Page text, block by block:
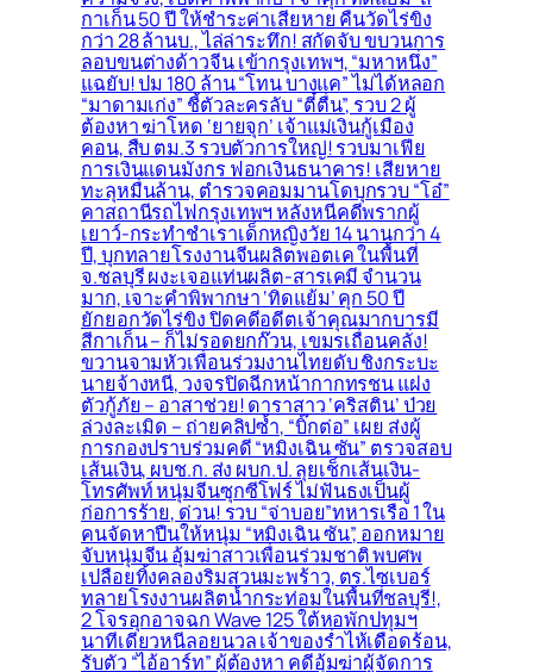
กาเก็น 50 ปี ให้ชำระค่าเสียหาย คืนวัดไร่ขิง
กว่า 28 ล้านบ., ไล่ล่าระทึก! สกัดจับ ขบวนการ
ลอบขนต่างด้าวจีน เข้ากรุงเทพฯ, “มหาหนึ่ง”
แฉยับ! ปม 180 ล้าน “โทน บางแค” ไม่ได้หลอก
“มาดามเก่ง” ชี้ตัวละครลับ “ตี๋ตื่น”, รวบ 2 ผู้
ต้องหา ฆ่าโหด ‘ยายจุก’ เจ้าแม่เงินกู้เมือง
คอน, สืบ ตม.3 รวบตัวการใหญ่! รวบมาเฟีย
การเงินแดนมังกร ฟอกเงินธนาคาร! เสียหาย
ทะลุหมื่นล้าน, ตำรวจคอมมานโดบุกรวบ “โอ๋”
คาสถานีรถไฟกรุงเทพฯ หลังหนีคดีพรากผู้
เยาว์-กระทำชำเราเด็กหญิงวัย 14 นานกว่า 4
ปี, บุกทลายโรงงานจีนผลิตพอตเค ในพื้นที่
จ.ชลบุรี ผงะเจอแท่นผลิต-สารเคมี จำนวน
มาก, เจาะคำพิพากษา ‘ทิดแย้ม’ คุก 50 ปี
ยักยอกวัดไร่ขิง ปิดคดีอดีตเจ้าคุณมากบารมี
สีกาเก็น – ก็ไม่รอดยกก๊วน, เขมรเถื่อนคลั่ง!
ขวานจามหัวเพื่อนร่วมงานไทยดับ ชิงกระบะ
นายจ้างหนี, วงจรปิดฉีกหน้ากากทรชน แฝง
ตัวกู้ภัย – อาสาช่วย! ดาราสาว ‘คริสติน’ ป่วย
ล่วงละเมิด – ถ่ายคลิปซ้ำ, “บิ๊กต่อ” เผย ส่งผู้
การกองปราบร่วมคดี “หมิงเฉิน ซัน” ตรวจสอบ
เส้นเงิน, ผบช.ก. ส่ง ผบก.ป. ลุยเช็กเส้นเงิน-
โทรศัพท์ หนุ่มจีนซุกซีโฟร์ ไม่ฟันธงเป็นผู้
ก่อการร้าย, ด่วน! รวบ “จ่าบอย”ทหารเรือ 1 ใน
คนจัดหาปืนให้หนุ่ม “หมิงเฉิน ซัน”, ออกหมาย
จับหนุ่มจีน อุ้มฆ่าสาวเพื่อนร่วมชาติ พบศพ
เปลือยทิ้งคลองริมสวนมะพร้าว, ตร.ไซเบอร์
ทลายโรงงานผลิตน้ำกระท่อมในพื้นที่ชลบุรี!,
2 โจรอุกอาจฉก Wave 125 ใต้หอพักปทุมฯ
นาทีเดียวหนีลอยนวล เจ้าของร่ำไห้เดือดร้อน,
รับตัว “ไอ้อาร์ท” ผู้ต้องหา คดีอุ้มฆ่าผู้จัดการ